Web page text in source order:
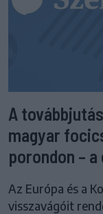
A
magyar
porondon –
Az Európa és a
visszavágóit